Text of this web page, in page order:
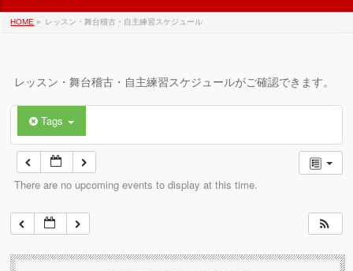
HOME » レッスン・舞台稽古・自主練習スケジュール
レッスン・舞台稽古・自主練習スケジュールがご確認できます。
Tags
There are no upcoming events to display at this time.